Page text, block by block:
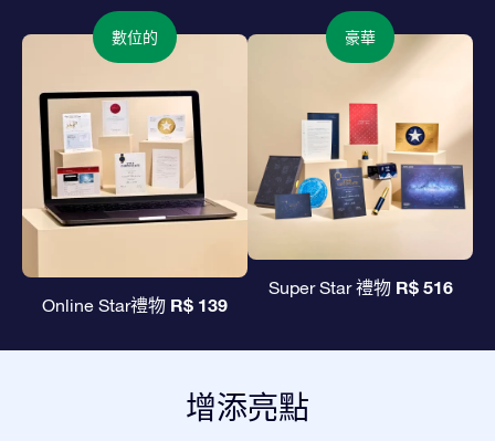
數位的
Online Star禮物 R$ 139
豪華
Super Star 禮物 R$ 516
增添亮點